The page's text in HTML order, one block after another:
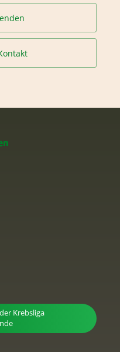
Krebsliga